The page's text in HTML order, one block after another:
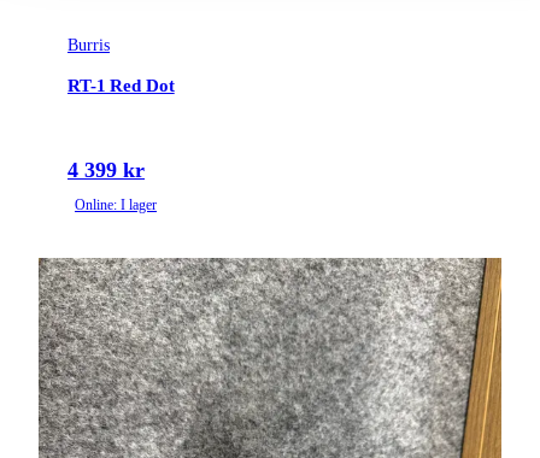
Burris
RT-1 Red Dot
4 399 kr
Online: I lager